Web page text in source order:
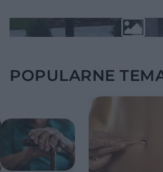
POPULARNE